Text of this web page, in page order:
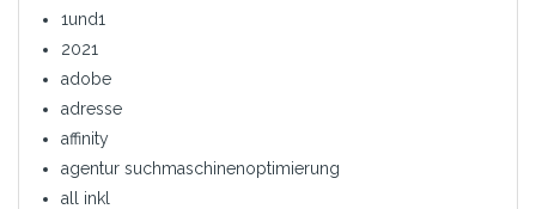
1und1
2021
adobe
adresse
affinity
agentur suchmaschinenoptimierung
all inkl